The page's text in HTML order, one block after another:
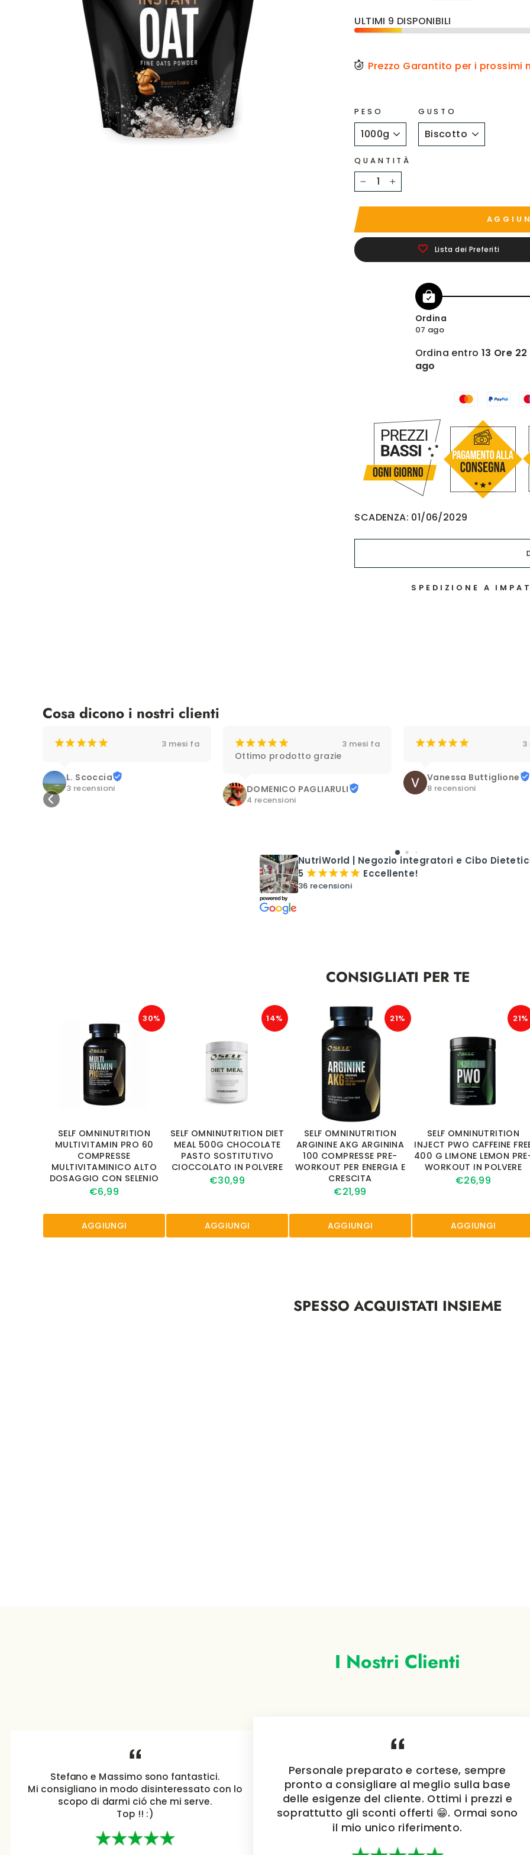
ULTIMI 9 DISPONIBILI
Prezzo Garantito per i
PESO GUSTO
QUANTITÀ
− +
Lista dei Preferiti
Ordina
07 ago
Ordina entro 13 Ore
ago
SCADENZA: 01/06/2029
SPEDIZIONE A
Cosa dicono i nostri clienti
¡¡¡¡¡ 3 mesi fa
L. Scoccia
3 recensioni
¡¡¡¡¡ 3 mesi fa
Ottimo prodotto grazie
DOMENICO PAGLIARULI
4 recensioni
¡¡¡¡¡ 3
Vanessa Buttiglione
8 recensioni
NutriWorld | Negozio integratori e Cibo
5 ¡¡¡¡¡ Eccellente!
36 recensioni
CONSIGLIATI PER TE
30%
SELF OMNINUTRITION
MULTIVITAMIN PRO 60
COMPRESSE
MULTIVITAMINICO ALTO
DOSAGGIO CON SELENIO
€6,99
AGGIUNGI
14%
SELF OMNINUTRITION DIET
MEAL 500G CHOCOLATE
PASTO SOSTITUTIVO
CIOCCOLATO IN POLVERE
€30,99
AGGIUNGI
21%
SELF OMNINUTRITION
ARGININE AKG ARGININA
100 COMPRESSE PRE-
WORKOUT PER ENERGIA E
CRESCITA
€21,99
AGGIUNGI
21%
SELF OMNINUTRITION
INJECT PWO CAFFEINE
400 G LIMONE LEMON
WORKOUT IN POLVERE
€26,99
AGGIUNGI
SPESSO ACQUISTATI INSIEME
I Nostri Clienti
Stefano e Massimo sono fantastici.
Mi consigliano in modo disinteressato con lo
scopo di darmi ció che mi serve.
Top !! :)
Personale preparato e cortese, sempre
pronto a consigliare al meglio sulla base
delle esigenze del cliente. Ottimi i prezzi e
soprattutto gli sconti offerti 😁. Ormai sono
il mio unico riferimento.